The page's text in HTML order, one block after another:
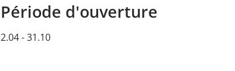
Période d'ouverture
2.04 - 31.10